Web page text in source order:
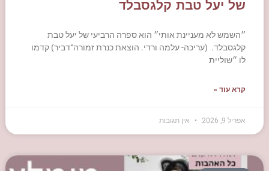
של יעל טבת קלגסבלד
״השמש לא מעניינת אותי״ הוא ספרה הרביעי של יעל טבת
קלגסבלד. (עריכה- עלמה ורדי. הוצאת כנרת זמורה־דביר) קדמו
לו ״שוליית
קרא עוד »
אפריל 9, 2026 אין תגובות